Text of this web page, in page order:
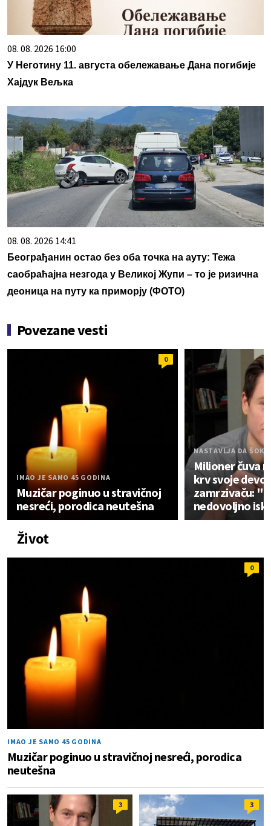
08. 08. 2026 16:00
У Неготину 11. августа обележавање Дана погибије
Хајдук Вељка
08. 08. 2026 14:41
Београђанин остао без оба точка на ауту: Тежа
саобраћајна незгода у Великој Жупи – то је ризична
деоница на путу ка приморју (ФОТО)
Povezane vesti
0
IMAO JE SAMO 45 GODINA
Muzičar poginuo u stravičnoj
nesreći, porodica neutešna
NASTAVLJA DA
Milioner čuva
krv svoje
zamrzivaču:
nedovoljno
Život
0
IMAO JE SAMO 45 GODINA
Muzičar poginuo u stravičnoj nesreći, porodica
neutešna
3 3